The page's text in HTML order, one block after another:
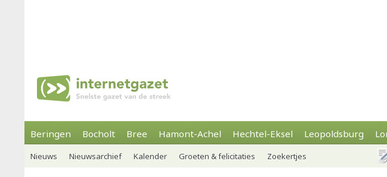
Beringen Bocholt Bree Hamont-Achel Hechtel-Eksel Leopoldsburg
Nieuws Nieuwsarchief Kalender Groeten & felicitaties Zoekertjes